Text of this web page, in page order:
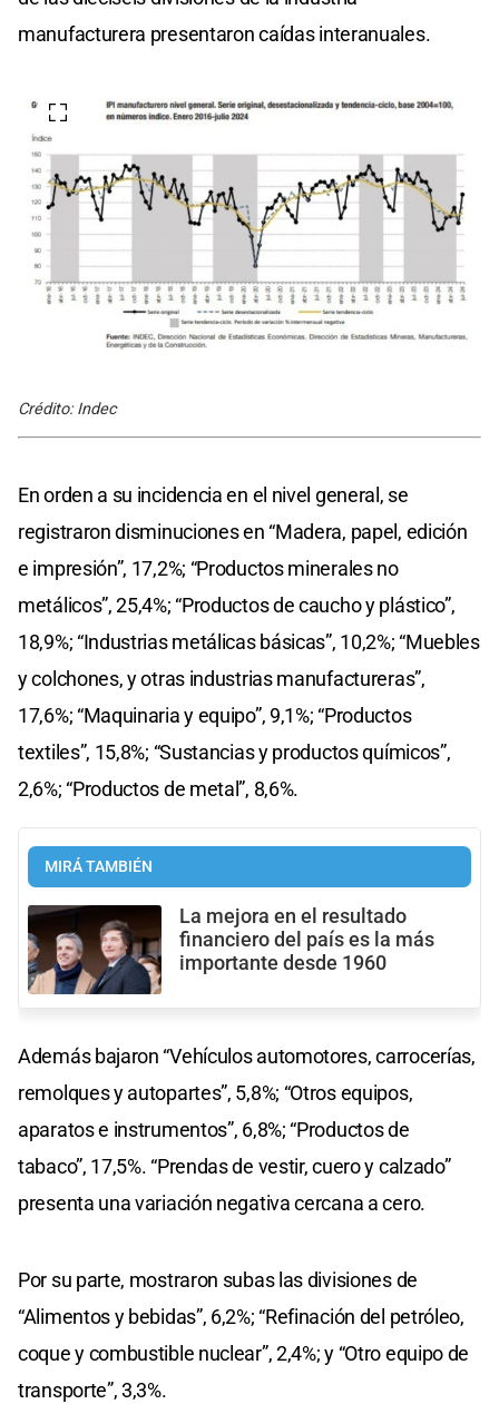
manufacturera presentaron caídas interanuales.
Crédito: Indec
En orden a su incidencia en el nivel general, se
registraron disminuciones en “Madera, papel, edición
e impresión”, 17,2%; “Productos minerales no
metálicos”, 25,4%; “Productos de caucho y plástico”,
18,9%; “Industrias metálicas básicas”, 10,2%; “Muebles
y colchones, y otras industrias manufactureras”,
17,6%; “Maquinaria y equipo”, 9,1%; “Productos
textiles”, 15,8%; “Sustancias y productos químicos”,
2,6%; “Productos de metal”, 8,6%.
MIRÁ TAMBIÉN
La mejora en el resultado
financiero del país es la más
importante desde 1960
Además bajaron “Vehículos automotores, carrocerías,
remolques y autopartes”, 5,8%; “Otros equipos,
aparatos e instrumentos”, 6,8%; “Productos de
tabaco”, 17,5%. “Prendas de vestir, cuero y calzado”
presenta una variación negativa cercana a cero.
Por su parte, mostraron subas las divisiones de
“Alimentos y bebidas”, 6,2%; “Refinación del petróleo,
coque y combustible nuclear”, 2,4%; y “Otro equipo de
transporte”, 3,3%.